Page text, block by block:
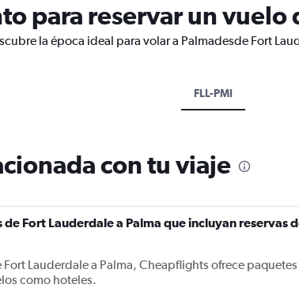
para reservar un vuelo
la época ideal para volar a Palmadesde Fort
FLL-PMI
con tu viaje
Fort Lauderdale a Palma que incluyan reservas
Lauderdale a Palma, Cheapflights ofrece
como hoteles.